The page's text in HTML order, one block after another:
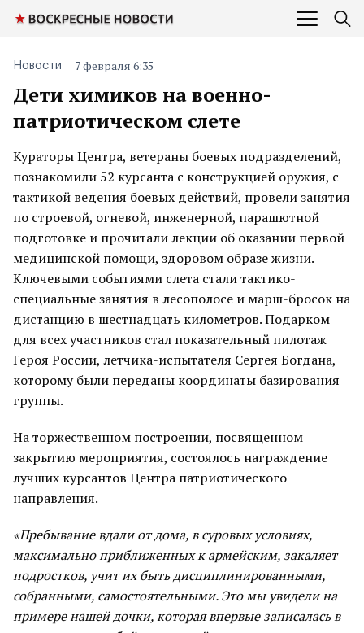
Дети химиков на военно-
патриотическом слете
Новости 7 февраля 6:35
Кураторы Центра, ветераны боевых подразделений,
познакомили 52 курсанта с конструкцией оружия, с
тактикой ведения боевых действий, провели занятия
по строевой, огневой, инженерной, парашютной
подготовке и прочитали лекции об оказании первой
медицинской помощи, здоровом образе жизни.
Ключевыми событиями слета стали тактико-
специальные занятия в лесополосе и марш-бросок на
дистанцию в шестнадцать километров. Подарком
для всех участников стал показательный пилотаж
Героя России, летчика-испытателя Сергея Богдана,
которому были переданы координаты базирования
группы.
На торжественном построении, посвященном
закрытию мероприятия, состоялось награждение
лучших курсантов Центра патриотического
направления.
«Пребывание вдали от дома, в суровых условиях,
максимально приближенных к армейским, закаляет
подростков, учит их быть дисциплинированными,
собранными, самостоятельными. Это мы увидели на
примере нашей дочки, которая впервые записалась в